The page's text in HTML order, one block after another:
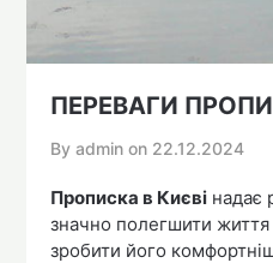
ПЕРЕВАГИ
By admin on 22.12.2024
Прописка в Києві надає
значно полегшити
зробити його